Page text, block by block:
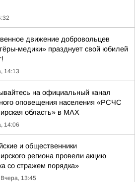
движение добровольцев
медики» празднует свой юбилей
14:13
на официальный канал
оповещения населения «РСЧС
область» в МАХ
14:06
и общественники
региона провели акцию
со стражем порядка»
Вчера, 13:45